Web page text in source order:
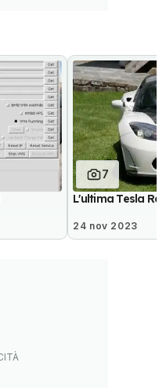
7
L'ultima Tesla
24 nov 2023